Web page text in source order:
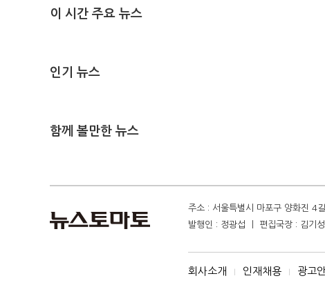
이 시간 주요 뉴스
인기 뉴스
함께 볼만한 뉴스
주소 : 서울특별시 마포구 양화진
발행인 : 정광섭 ㅣ 편집국장 : 김
회사소개 인재채용 광고